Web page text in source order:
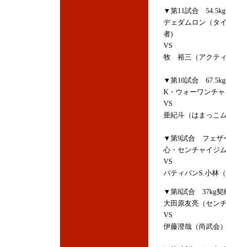
▼第11試合
デェダムロン（タ
者)
VS
牧 裕三（アクテ
▼第10試合
K・ウォーワンチ
VS
亜紀斗（はまっこ
▼第9試合 フェザ
心・センチャイジ
VS
パティパンS.小林
▼第8試合 37kg契
大田原友亮（セン
VS
伊藤澄哉（尚武会